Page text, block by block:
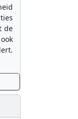
de